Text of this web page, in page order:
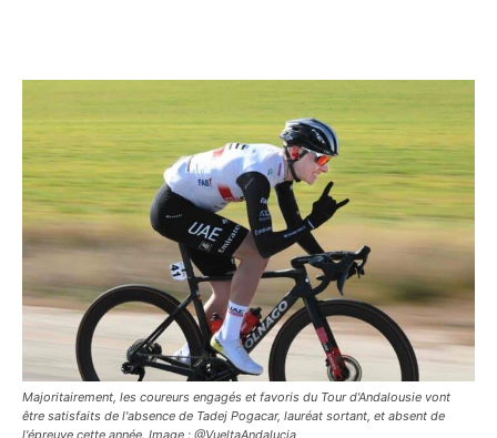
Majoritairement, les coureurs engagés et favoris du Tour d'Andalousie vont
être satisfaits de l'absence de Tadej Pogacar, lauréat sortant, et absent de
l'épreuve cette année. Image : @VueltaAndalucia